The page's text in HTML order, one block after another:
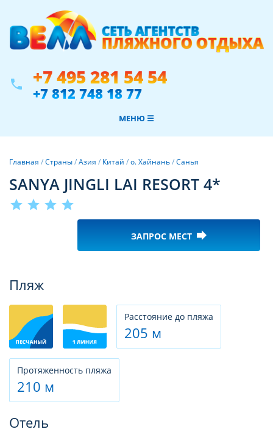
phone +7 495 281 54 54
+7 812 748 18 77
МЕНЮ ☰
Главная /Страны/Азия / Китай /о. Хайнань/Санья
SANYA JINGLI LAI RESORT 4*
star star star star
ЗАПРОС МЕСТ forward
Пляж
Расстояние до пляжа
205 м
Протяженность пляжа
210 м
Отель